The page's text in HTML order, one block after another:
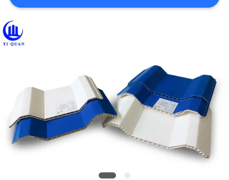
উদ্ধৃতির
জন্য
সাইট
ম্যাপ